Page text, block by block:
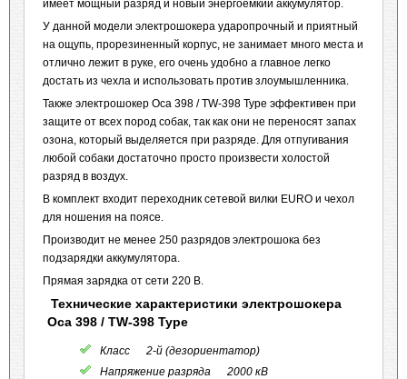
имеет мощный разряд и новый энергоёмкий аккумулятор.
У данной модели электрошокера ударопрочный и приятный
на ощупь, прорезиненный корпус, не занимает много места и
отлично лежит в руке, его очень удобно а главное легко
достать из чехла и использовать против злоумышленника.
Также электрошокер Оса 398 / TW-398 Type эффективен при
защите от всех пород собак, так как они не переносят запах
озона, который выделяется при разряде. Для отпугивания
любой собаки достаточно просто произвести холостой
разряд в воздух.
В комплект входит переходник сетевой вилки EURO и чехол
для ношения на поясе.
Производит не менее 250 разрядов электрошока без
подзарядки аккумулятора.
Прямая зарядка от сети 220 В.
Технические характеристики электрошокера
Оса 398 / TW-398 Type
Класс 2-й (дезориентатор)
Напряжение разряда 2000 кВ